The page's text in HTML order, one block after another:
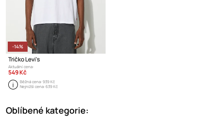
-14%
Tričko Levi's
Aktuální cena:
549 Kč
Běžná cena:939 Kč
Nejnižší cena:639 Kč
Oblíbené kategorie: